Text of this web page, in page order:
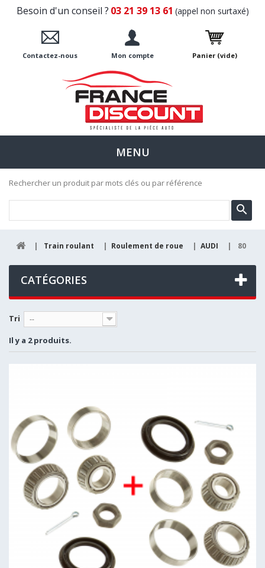
Besoin d'un conseil ? 03 21 39 13 61 (appel non surtaxé)
Contactez-nous Mon compte Panier (vide)
MENU
Rechercher un produit par mots clés ou par référence
| Train roulant | Roulement de roue | AUDI | 80
CATÉGORIES
Tri --
Il y a 2 produits.